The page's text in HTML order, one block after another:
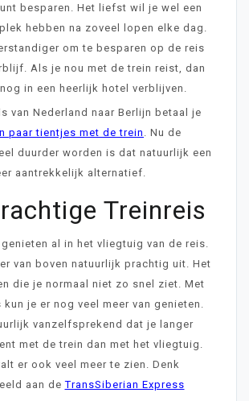
besparen. Het liefst wil je wel een
hebben na zoveel lopen elke dag.
om te besparen op de reis
Als je nou met de trein reist, dan
in een heerlijk hotel verblijven.
van Nederland naar Berlijn betaal je
paar tientjes met de trein
. Nu de
duurder worden is dat natuurlijk een
aantrekkelijk alternatief.
Treinreis
al in het vliegtuig van de reis.
van boven natuurlijk prachtig uit. Het
die je normaal niet zo snel ziet. Met
je er nog veel meer van genieten.
vanzelfsprekend dat je langer
met de trein dan met het vliegtuig.
er ook veel meer te zien. Denk
aan deTransSiberian Express